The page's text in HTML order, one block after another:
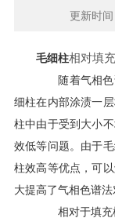
更新时
毛细柱相对填
随着气相色
细柱在内部涂渍一
柱中由于受到大小
效低等问题。由于
柱效高等优点，可
大提高了气相色谱法
相对于填充柱